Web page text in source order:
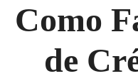
Como
de